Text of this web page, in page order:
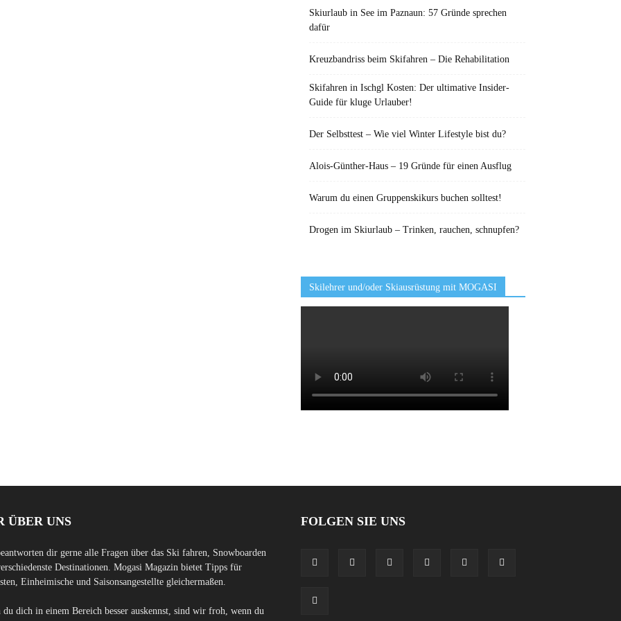
Skiurlaub in See im Paznaun: 57 Gründe sprechen
dafür
Kreuzbandriss beim Skifahren – Die Rehabilitation
Skifahren in Ischgl Kosten: Der ultimative Insider-
Guide für kluge Urlauber!
Der Selbsttest – Wie viel Winter Lifestyle bist du?
Alois-Günther-Haus – 19 Gründe für einen Ausflug
Warum du einen Gruppenskikurs buchen solltest!
Drogen im Skiurlaub – Trinken, rauchen, schnupfen?
Skilehrer und/oder Skiausrüstung mit MOGASI
ÜBER UNS
dir gerne alle Fragen über das Ski fahren, Snowboarden
Destinationen. Mogasi Magazin bietet Tipps für
Einheimische und Saisonsangestellte gleichermaßen.
du dich in einem Bereich besser auskennst, sind wir froh, wenn du
FOLGEN SIE UNS